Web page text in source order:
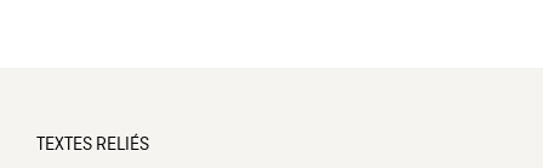
TEXTES RELIÉS